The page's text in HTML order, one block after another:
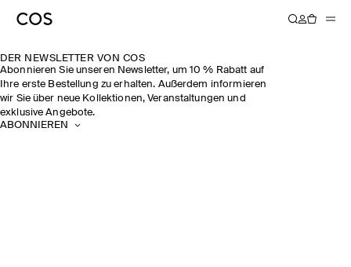
DER NEWSLETTER VON COS
Abonnieren Sie unseren Newsletter, um 10 % Rabatt auf
Ihre erste Bestellung zu erhalten. Außerdem informieren
wir Sie über neue Kollektionen, Veranstaltungen und
exklusive Angebote.
ABONNIEREN